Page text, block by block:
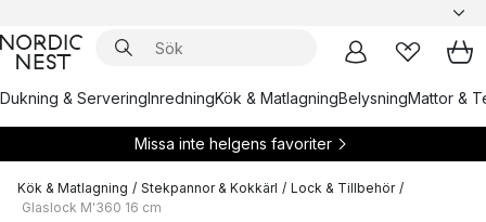
Dukning & ServeringInredningKök & MatlagningBelysningMattor &
Missa inte helgens favoriter
Kök & Matlagning / Stekpannor & Kokkärl / Lock & Tillbehör /
Glaslock M'360 16 cm